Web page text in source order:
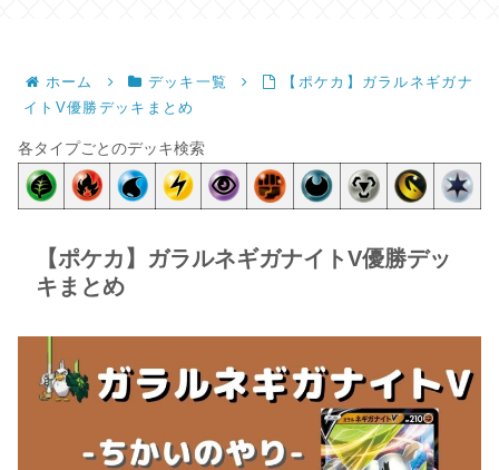
ホーム デッキ一覧
【ポケカ】ガラルネギガナ
イトV優勝デッキまとめ
各タイプごとのデッキ検索
【ポケカ】ガラルネギガナイトV優勝デッ
キまとめ